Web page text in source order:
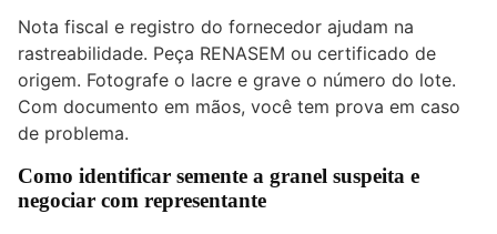
Nota fiscal e registro do fornecedor ajudam na
rastreabilidade. Peça RENASEM ou certificado de
origem. Fotografe o lacre e grave o número do lote.
Com documento em mãos, você tem prova em caso
de problema.
Como identificar semente a granel suspeita e
negociar com representante